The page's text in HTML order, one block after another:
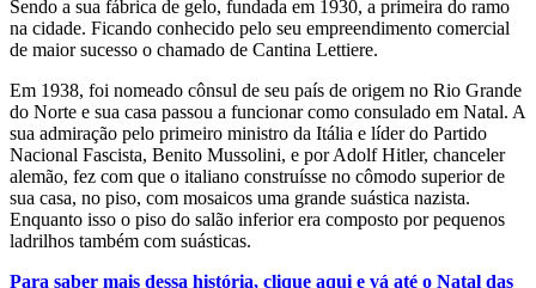
Sendo a sua fábrica de gelo, fundada em 1930, a primeira do ramo
na cidade. Ficando conhecido pelo seu empreendimento comercial
de maior sucesso o chamado de Cantina Lettiere.
Em 1938, foi nomeado cônsul de seu país de origem no Rio Grande
do Norte e sua casa passou a funcionar como consulado em Natal. A
sua admiração pelo primeiro ministro da Itália e líder do Partido
Nacional Fascista, Benito Mussolini, e por Adolf Hitler, chanceler
alemão, fez com que o italiano construísse no cômodo superior de
sua casa, no piso, com mosaicos uma grande suástica nazista.
Enquanto isso o piso do salão inferior era composto por pequenos
ladrilhos também com suásticas.
Para saber mais dessa história, clique aqui e vá até o Natal das